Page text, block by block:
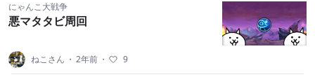
にゃんこ大戦争
悪マタタビ周回
ねこさん ・ 2年前 ・ 9